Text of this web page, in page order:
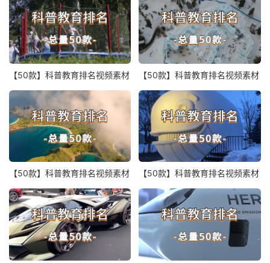
【50款】科普教育排名视频素材 【50款】科普教育排名视频素材
【50款】科普教育排名视频素材 【50款】科普教育排名视频素材